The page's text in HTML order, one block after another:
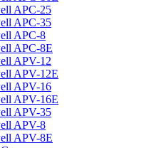
APC-25
APC-35
APC-8
APC-8E
APV-12
APV-12E
APV-16
APV-16E
APV-35
APV-8
APV-8E